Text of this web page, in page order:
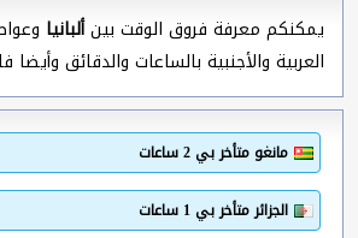
يمكنكم معرفة فروق الوقت بينألبانيا
العربية والأجنبية بالساعات والدقائق وأيضا
مانغو متأخر بي 2 ساعات
الجزائر متأخر بي 1 ساعات